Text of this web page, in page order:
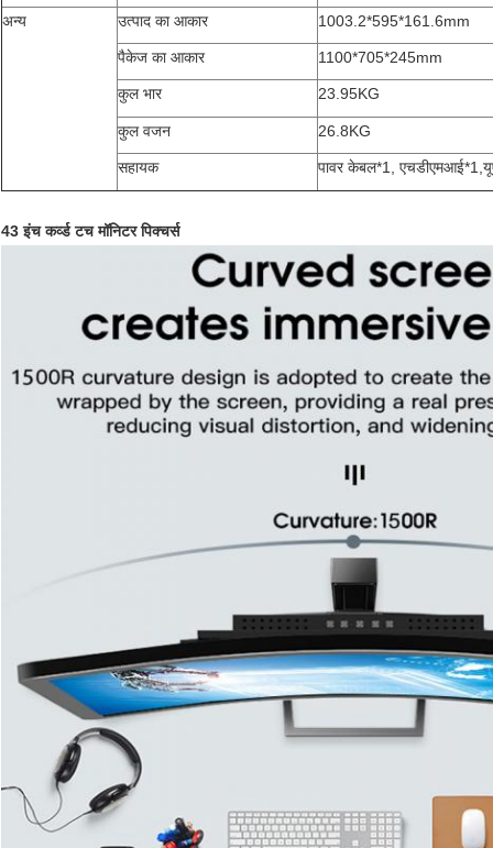
अन्य उत्पाद का आकार 1003.2*595*161.6mm
पैकेज का आकार 1100*705*245mm
कुल भार 23.95KG
कुल वजन 26.8KG
सहायक पावर केबल*1,
43 इंच कर्व्ड टच मॉनिटर पिक्चर्स